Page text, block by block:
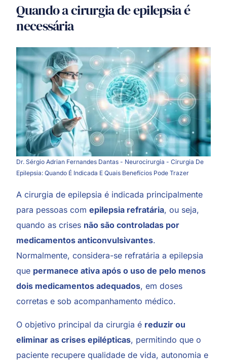
Quando a cirurgia de epilepsia é
necessária
Dr. Sérgio Adrian Fernandes Dantas - Neurocirurgia - Cirurgia De
Epilepsia: Quando É Indicada E Quais Benefícios Pode Trazer
A cirurgia de epilepsia é indicada principalmente
para pessoas comepilepsia refratária, ou seja,
quando as crises não são controladas por
medicamentos anticonvulsivantes.
Normalmente, considera-se refratária a epilepsia
que permanece ativa após o uso de pelo menos
dois medicamentos adequados, em doses
corretas e sob acompanhamento médico.
O objetivo principal da cirurgia é reduzir ou
eliminar ascrises epilépticas, permitindo que o
paciente recupere qualidade de vida, autonomia e